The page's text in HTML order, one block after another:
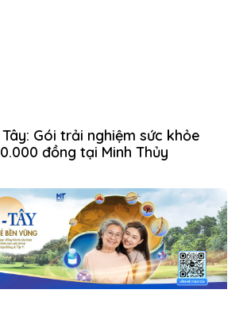
Gói trải nghiệm sức khỏe
đồng tại Minh Thủy